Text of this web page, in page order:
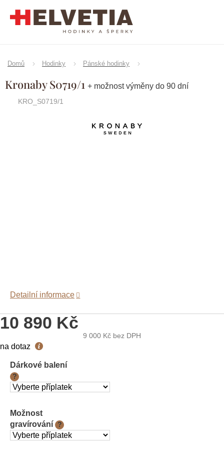
Domů Hodinky Pánské hodinky
Kronaby S0719/1 + možnost výměny do 90 dní
KRO_S0719/1
Značka:Kronaby
10 890 Kč
9 000 Kč bez DPH
Měrná
na dotaz
Dárkové balení
?
Možnost
gravírování
?
Detailní informace